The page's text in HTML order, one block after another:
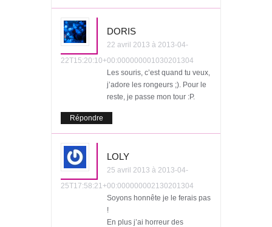
DORIS
22 avril 2013 à 2013-04-
22T15:20:10+00:000000001030201304
Les souris, c’est quand tu veux,
j’adore les rongeurs ;). Pour le
reste, je passe mon tour :P.
Répondre
LOLY
25 avril 2013 à 2013-04-
25T17:58:21+00:000000002130201304
Soyons honnête je le ferais pas
!
En plus j’ai horreur des